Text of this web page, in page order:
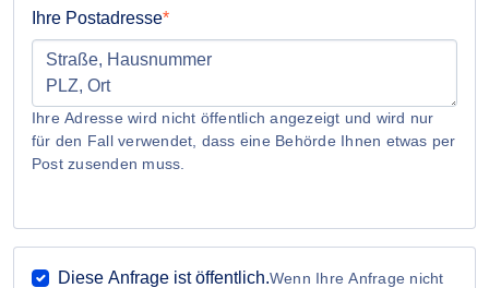
Ihre Postadresse
Ihre Adresse wird nicht öffentlich angezeigt und wird nur
für den Fall verwendet, dass eine Behörde Ihnen etwas per
Post zusenden muss.
Diese Anfrage ist öffentlich.Wenn Ihre Anfrage nicht